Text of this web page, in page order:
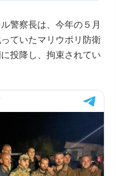
警察長は、今年の５月
ていたマリウポリ防衛
投降し、拘束されてい